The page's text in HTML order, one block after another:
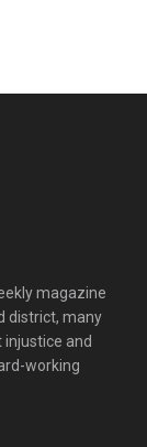
magazine
district, many
and
working